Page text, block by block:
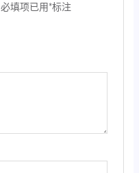
必填项已用*标注